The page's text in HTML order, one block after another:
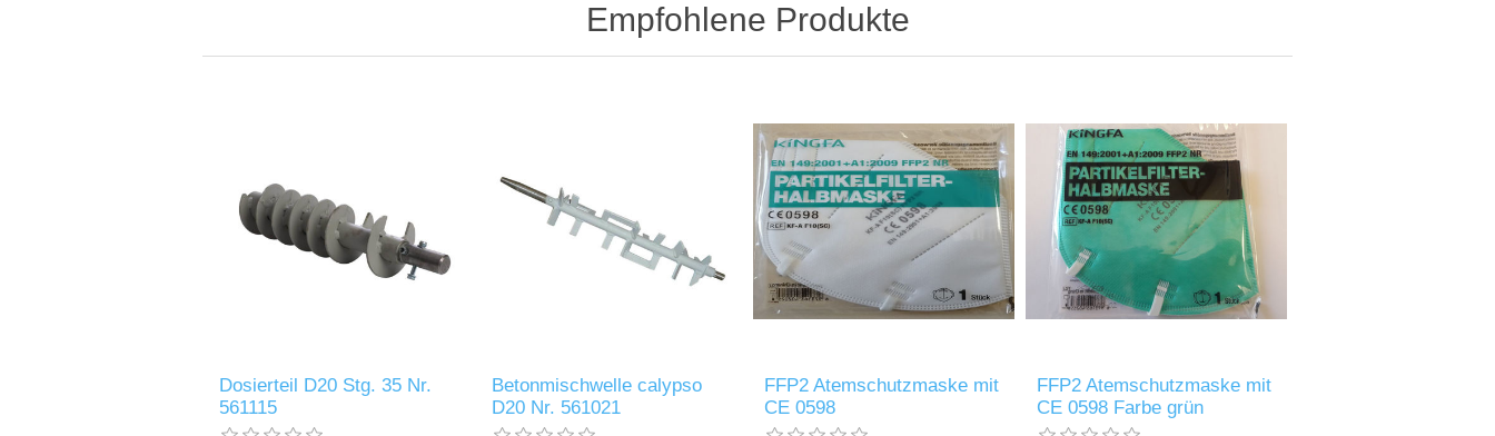
Empfohlene Produkte
Dosierteil D20 Stg. 35 Nr.
561115
Betonmischwelle calypso
D20 Nr. 561021
FFP2 Atemschutzmaske mit
CE 0598
FFP2 Atemschutzmaske mit
CE 0598 Farbe grün